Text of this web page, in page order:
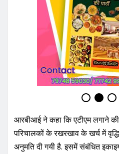
आरबीआई ने कहा कि एटीएम लगाने
परिचालकों के रखरखाव के खर्च में
अनुमति दी गयी है. इसमें संबंधित